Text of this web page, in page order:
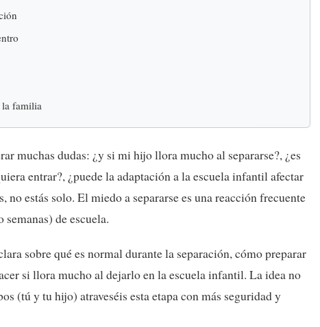
familia
muchas dudas: ¿y si mi hijo llora mucho al separarse?, ¿es
entrar?, ¿puede la adaptación a la escuela infantil afectar
no estás solo. El miedo a separarse es una reacción frecuente
de escuela.
sobre qué es normal durante la separación, cómo preparar
si llora mucho al dejarlo en la escuela infantil. La idea no
(tú y tu hijo) atraveséis esta etapa con más seguridad y